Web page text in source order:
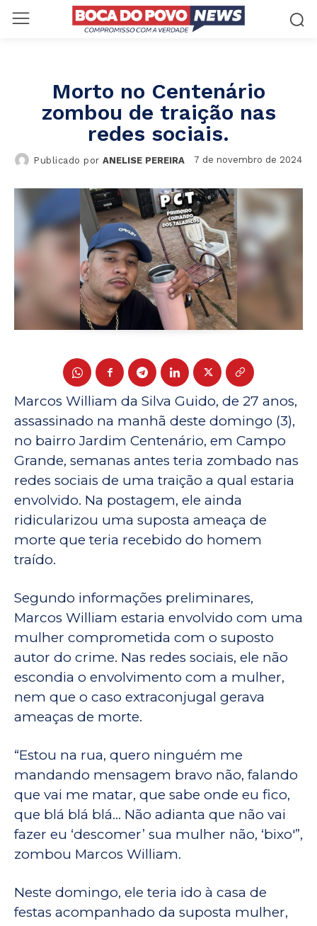
Morto no Centenário
zombou de traição nas
redes sociais.
Publicado por ANELISE PEREIRA 7 de novembro de 2024
Marcos William da Silva Guido, de 27 anos,
assassinado na manhã deste domingo (3),
no bairro Jardim Centenário, em Campo
Grande, semanas antes teria zombado nas
redes sociais de uma traição a qual estaria
envolvido. Na postagem, ele ainda
ridicularizou uma suposta ameaça de
morte que teria recebido do homem
traído.
Segundo informações preliminares,
Marcos William estaria envolvido com uma
mulher comprometida com o suposto
autor do crime. Nas redes sociais, ele não
escondia o envolvimento com a mulher,
nem que o caso extraconjugal gerava
ameaças de morte.
“Estou na rua, quero ninguém me
mandando mensagem bravo não, falando
que vai me matar, que sabe onde eu fico,
que blá blá blá… Não adianta que não vai
fazer eu ‘descomer’ sua mulher não, ‘bixo'”,
zombou Marcos William.
Neste domingo, ele teria ido à casa de
festas acompanhado da suposta mulher,